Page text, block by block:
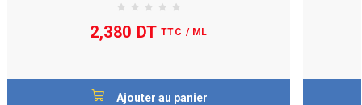
2,380 DT TTC / ML
Ajouter au panier